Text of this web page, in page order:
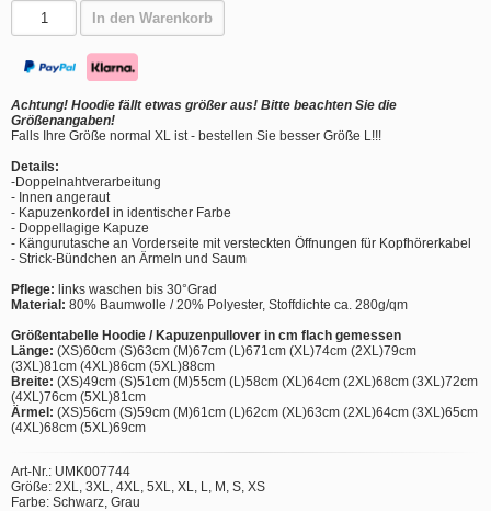
In den Warenkorb
Achtung! Hoodie fällt etwas größer aus! Bitte beachten Sie die
Größenangaben!
Falls Ihre Größe normal XL ist - bestellen Sie besser Größe L!!!
Details:
-Doppelnahtverarbeitung
- Innen angeraut
- Kapuzenkordel in identischer Farbe
- Doppellagige Kapuze
- Kängurutasche an Vorderseite mit versteckten Öffnungen für Kopfhörerkabel
- Strick-Bündchen an Ärmeln und Saum
Pflege: links waschen bis 30°Grad
Material: 80% Baumwolle / 20% Polyester, Stoffdichte ca. 280g/qm
Größentabelle Hoodie / Kapuzenpullover in cm flach gemessen
Länge: (XS)60cm (S)63cm (M)67cm (L)671cm (XL)74cm (2XL)79cm
(3XL)81cm (4XL)86cm (5XL)88cm
Breite: (XS)49cm (S)51cm (M)55cm (L)58cm (XL)64cm (2XL)68cm (3XL)72cm
(4XL)76cm (5XL)81cm
Ärmel: (XS)56cm (S)59cm (M)61cm (L)62cm (XL)63cm (2XL)64cm (3XL)65cm
(4XL)68cm (5XL)69cm
Art-Nr.: UMK007744
Größe: 2XL, 3XL, 4XL, 5XL, XL, L, M, S, XS
Farbe: Schwarz, Grau